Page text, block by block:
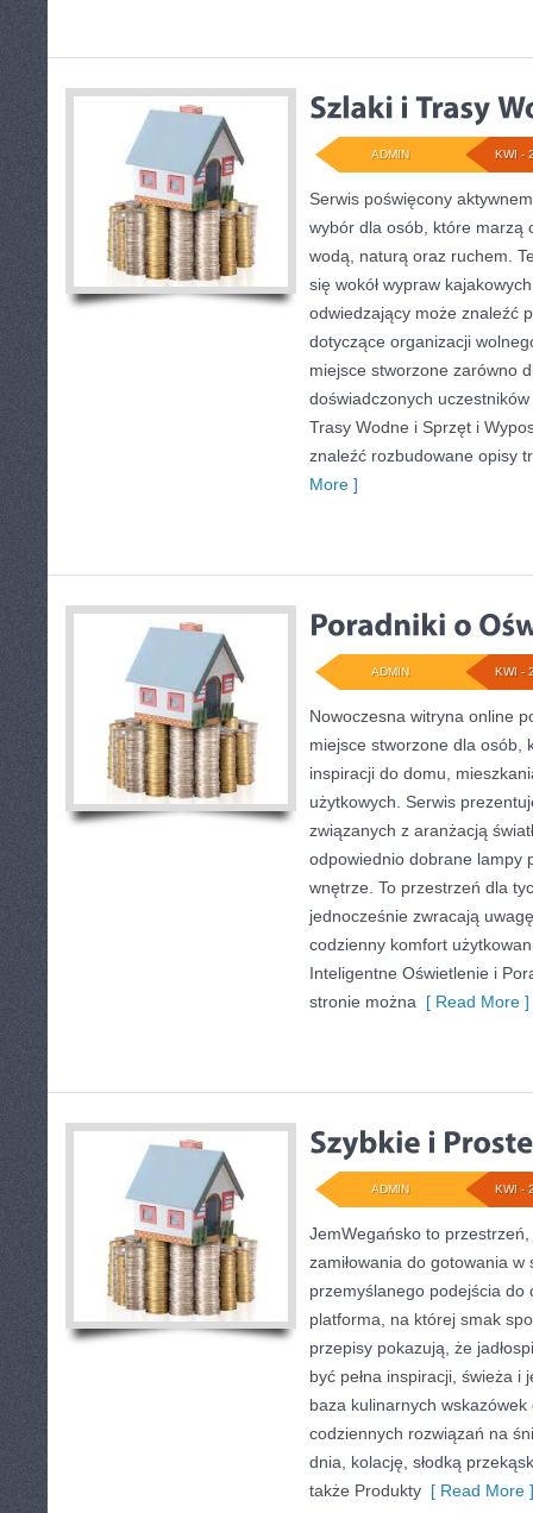
KWI -
ADMIN
Serwis poświęcony
wybór dla osób, które marzą
wodą, naturą oraz ruchem.
się wokół wypraw
odwiedzający może znaleźć
dotyczące organizacji
miejsce stworzone zarówno
doświadczonych
Trasy Wodne i Sprzęt i
znaleźć rozbudowane opisy
More ]
KWI -
ADMIN
Nowoczesna witryna online
miejsce stworzone dla osób,
inspiracji do domu,
użytkowych. Serwis
związanych z aranżacją
odpowiednio dobrane lampy
wnętrze. To przestrzeń dla
jednocześnie zwracają
codzienny komfort
Inteligentne Oświetlenie i
stronie można [ Read More ]
KWI -
ADMIN
JemWegańsko to
zamiłowania do gotowania w
przemyślanego podejścia do
platforma, na której smak
przepisy pokazują, że
być pełna inspiracji, świeża i
baza kulinarnych
codziennych rozwiązań na
dnia, kolację, słodką
także Produkty [ Read More ]